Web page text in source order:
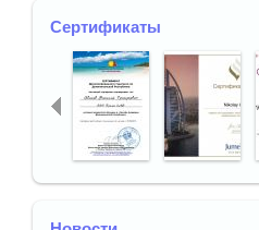
Сертификаты